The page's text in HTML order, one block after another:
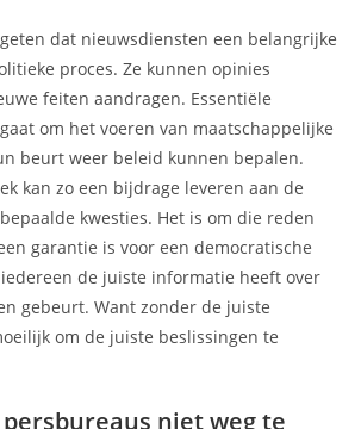
dat nieuwsdiensten een belangrijke
proces. Ze kunnen opinies
feiten aandragen. Essentiële
om het voeren van maatschappelijke
beurt weer beleid kunnen bepalen.
kan zo een bijdrage leveren aan de
kwesties. Het is om die reden
garantie is voor een democratische
de juiste informatie heeft over
gebeurt. Want zonder de juiste
om de juiste beslissingen te
niet weg te